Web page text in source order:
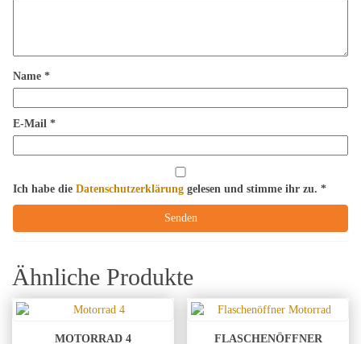
Name *
E-Mail *
Ich habe die Datenschutzerklärung gelesen und stimme ihr zu. *
Ähnliche Produkte
MOTORRAD 4 FLASCHENÖFFNER